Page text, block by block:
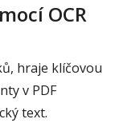
OCR
hraje klíčovou
v PDF
text.